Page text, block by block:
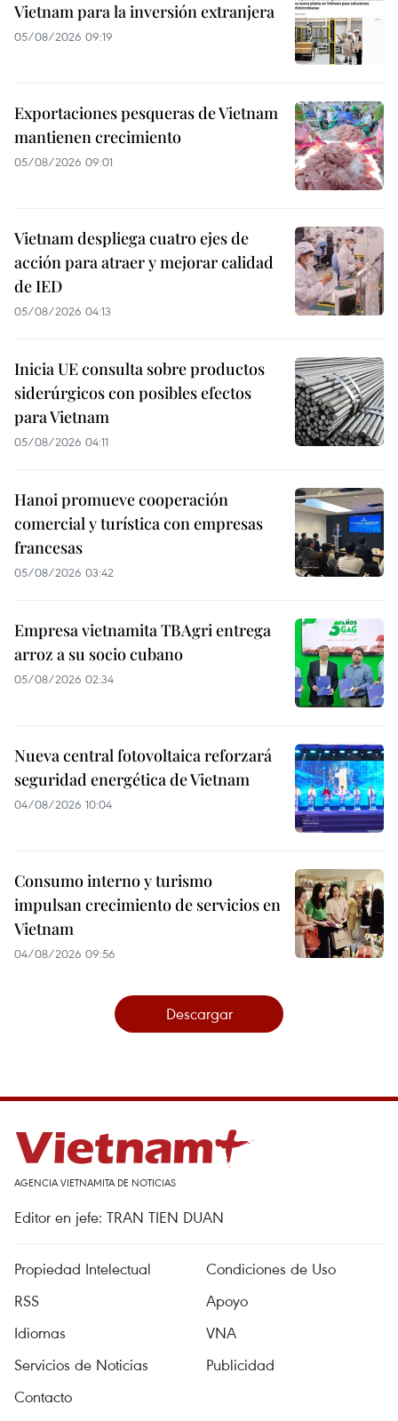
Vietnam para la inversión extranjera
05/08/2026 09:19
Exportaciones pesqueras de Vietnam
mantienen crecimiento
05/08/2026 09:01
Vietnam despliega cuatro ejes de
acción para atraer y mejorar calidad
de IED
05/08/2026 04:13
Inicia UE consulta sobre productos
siderúrgicos con posibles efectos
para Vietnam
05/08/2026 04:11
Hanoi promueve cooperación
comercial y turística con empresas
francesas
05/08/2026 03:42
Empresa vietnamita TBAgri entrega
arroz a su socio cubano
05/08/2026 02:34
Nueva central fotovoltaica reforzará
seguridad energética de Vietnam
04/08/2026 10:04
Consumo interno y turismo
impulsan crecimiento de servicios en
Vietnam
04/08/2026 09:56
Descargar
AGENCIA VIETNAMITA DE NOTICIAS
Editor en jefe: TRAN TIEN DUAN
Propiedad Intelectual
Condiciones de Uso
RSS
Apoyo
Idiomas
VNA
Servicios de Noticias
Publicidad
Contacto